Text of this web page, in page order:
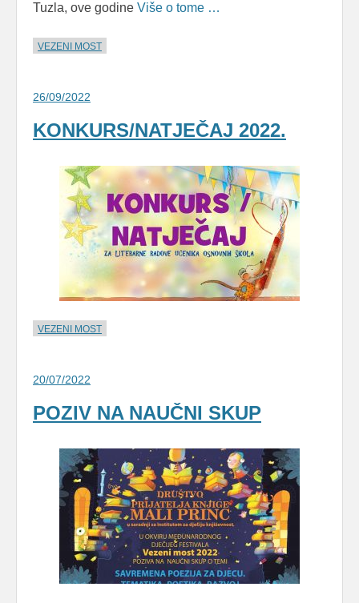
Tuzla, ove godine Više o tome …
VEZENI MOST
26/09/2022
KONKURS/NATJEČAJ 2022.
VEZENI MOST
20/07/2022
POZIV NA NAUČNI SKUP